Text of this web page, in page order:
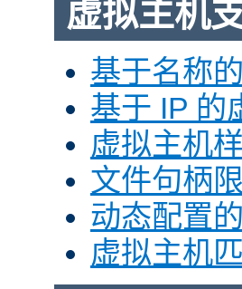
虚拟主机
基于名称
基于 IP 的
虚拟主机
文件句柄
动态配置
虚拟主机